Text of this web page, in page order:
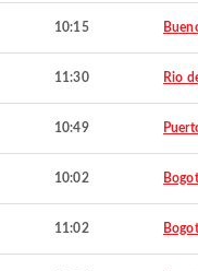
10:15
11:30 Rio
10:49
10:02
11:02